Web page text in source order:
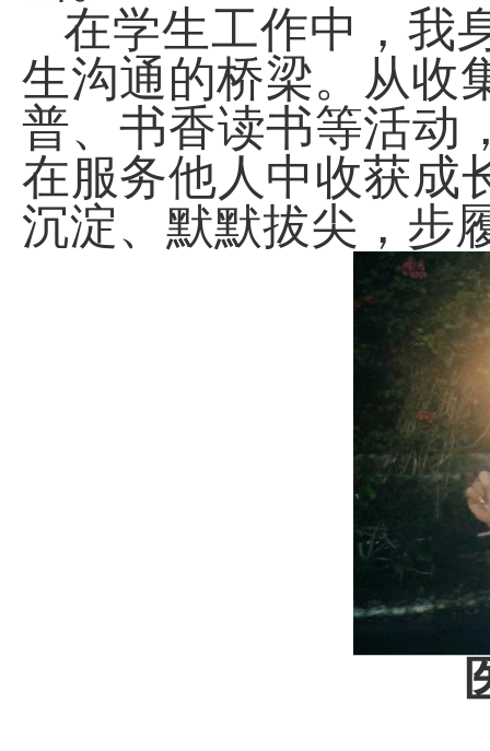
在学生工作中，我
生沟通的桥梁。从收
普、书香读书等活动
在服务他人中收获成
沉淀、默默拔尖，步